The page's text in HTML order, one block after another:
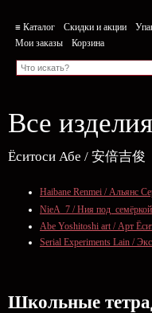
≡ Каталог Скидки и акции
Мои заказы
Корзина
Все изделия
Ёситоси Абе / 安倍吉俊
Haibane Renmei / Альянс
NieA_7 / Ния
Abe Yoshitoshi art / Арт
Serial Experiments Lain /
Школьные